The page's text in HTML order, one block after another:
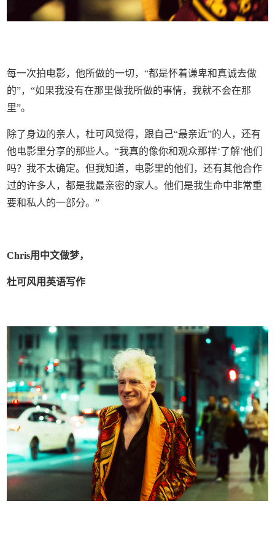
每一次拍电影，他所做的一切，“都是怀着谦卑和真诚去做
的”，“如果我没有在那里做我所做的事情，我就不会在那
里”。
除了身边的亲人，杜可风觉得，跟自己“最亲近”的人，还有
他电影里分享的那些人。“我真的像你和观众那样‘了解’他们
吗？我不太确定。但我知道，电影里的他们，还有其他合作
过的许多人，都是我最亲密的家人。他们是我生命中非常重
要和私人的一部分。”
Chris用中文做梦，
杜可风用英语写作